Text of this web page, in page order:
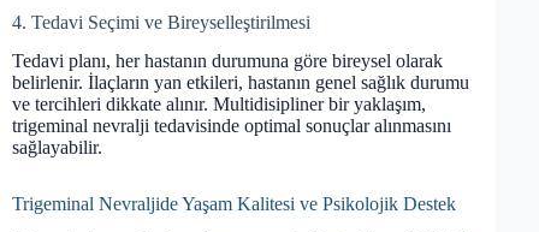
4. Tedavi Seçimi ve Bireyselleştirilmesi
Tedavi planı, her hastanın durumuna göre bireysel olarak
belirlenir. İlaçların yan etkileri, hastanın genel sağlık durumu
ve tercihleri dikkate alınır. Multidisipliner bir yaklaşım,
trigeminal nevralji tedavisinde optimal sonuçlar alınmasını
sağlayabilir.
Trigeminal Nevraljide Yaşam Kalitesi ve Psikolojik Destek